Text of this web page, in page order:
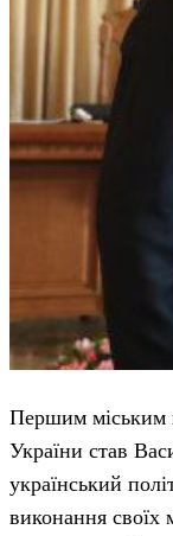
Першим міським
України став
український
виконання своїх